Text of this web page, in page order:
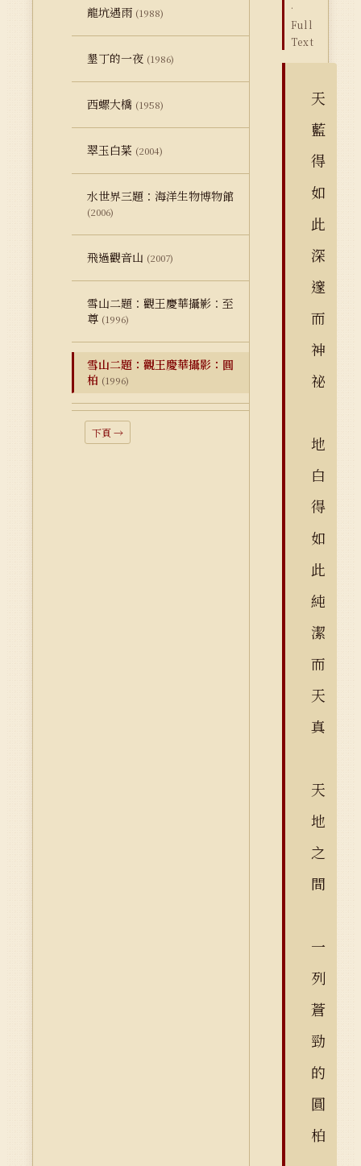
龍坑遇雨 (1988)
墾丁的一夜 (1986)
西螺大橋 (1958)
翠玉白菜 (2004)
水世界三題：海洋生物博物館
(2006)
飛過觀音山 (2007)
雪山二題：觀王慶華攝影：至
尊 (1996)
雪山二題：觀王慶華攝影：圓
柏 (1996)
下頁 →
·
Full
Text
天
藍
得
如
此
深
邃
而
神
祕
地
白
得
如
此
純
潔
而
天
真
天
地
之
間
一
列
蒼
勁
的
圓
柏